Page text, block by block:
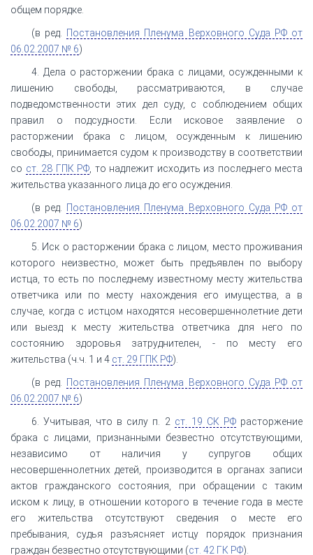
общем порядке.
(в ред. Постановления Пленума Верховного Суда РФ от
06.02.2007 № 6)
4. Дела о расторжении брака с лицами, осужденными к
лишению свободы, рассматриваются, в случае
подведомственности этих дел суду, с соблюдением общих
правил о подсудности. Если исковое заявление о
расторжении брака с лицом, осужденным к лишению
свободы, принимается судом к производству в соответствии
со ст. 28 ГПК РФ , то надлежит исходить из последнего места
жительства указанного лица до его осуждения.
(в ред. Постановления Пленума Верховного Суда РФ от
06.02.2007 № 6)
5. Иск о расторжении брака с лицом, место проживания
которого неизвестно, может быть предъявлен по выбору
истца, то есть по последнему известному месту жительства
ответчика или по месту нахождения его имущества, а в
случае, когда с истцом находятся несовершеннолетние дети
или выезд к месту жительства ответчика для него по
состоянию здоровья затруднителен, - по месту его
жительства (ч.ч. 1 и 4 ст. 29 ГПК РФ).
(в ред. Постановления Пленума Верховного Суда РФ от
06.02.2007 № 6)
6. Учитывая, что в силу п. 2 ст. 19 СК РФрасторжение
брака с лицами, признанными безвестно отсутствующими,
независимо от наличия у супругов общих
несовершеннолетних детей, производится в органах записи
актов гражданского состояния, при обращении с таким
иском к лицу, в отношении которого в течение года в месте
его жительства отсутствуют сведения о месте его
пребывания, судья разъясняет истцу порядок признания
граждан безвестно отсутствующими (ст. 42 ГК РФ).